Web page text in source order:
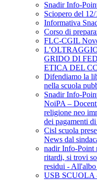
Snadir Info-
Sciopero del
Informativa
Corso di
FLC-CGIL
GRIDO DI
ETICA DEL
Difendiamo la
nella scuola
Snadir Info-
NoiPA –
religione neo
dei pagamenti
Cisl scuola
News dal
nadir Info-Point
ritardi, si trovi
residui - All'albo
USB SCUOLA